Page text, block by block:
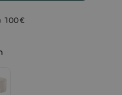
100 €